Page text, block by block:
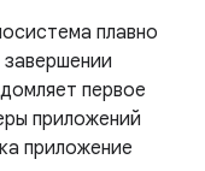
плавно
первое
приложений
приложение